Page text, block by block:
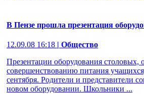
В Пензе прошла презентация
12.09.08 16:18 | Общество
Презентации оборудования
совершенствованию питания
сентября. Родители и представители
новом оборудовании. Школьники ...